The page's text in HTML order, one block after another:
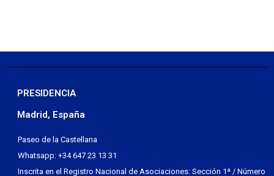
PRESIDENCIA
Madrid, España
Paseo de la Castellana
Whatsapp: +34 647 23 13 31
Inscrita en el Registro Nacional de Asociaciones: Sección 1ª / Número